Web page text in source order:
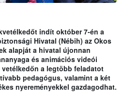
indít október 7-én a
Hivatal (Nébih) az Okos
alapját a hivatal újonnan
és animációs videói
a legtöbb feladatot
pedagógus, valamint a két
nyereményekkel gazdagodhat.